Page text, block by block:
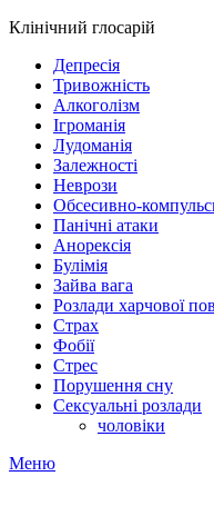
Клінічний глосарій
Депресія
Тривожність
Алкоголізм
Ігроманія
Лудоманія
Залежності
Неврози
Обсесивно-
Панічні атаки
Анорексія
Булімія
Зайва вага
Розлади харчової
Страх
Фобії
Стрес
Порушення сну
Сексуальні розлади
чоловіки
Меню